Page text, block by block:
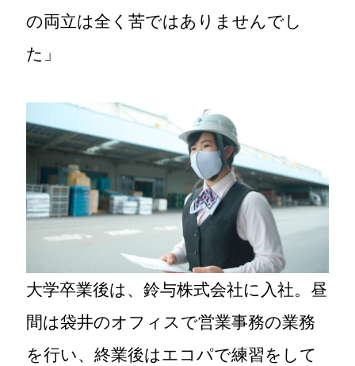
の両立は全く苦ではありませんでし
た」
大学卒業後は、鈴与株式会社に入社。昼
間は袋井のオフィスで営業事務の業務
を行い、終業後はエコパで練習をして